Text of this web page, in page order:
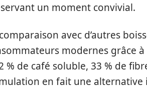
un moment convivial.
avec d’autres
modernes grâce
% de café soluble, 33 % de
en fait une alternative